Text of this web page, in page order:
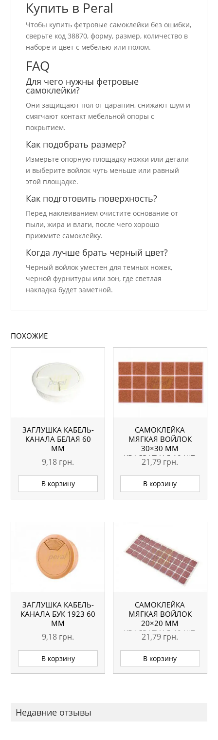
Купить в Peral
Чтобы купить фетровые самоклейки без ошибки,
сверьте код 38870, форму, размер, количество в
наборе и цвет с мебелью или полом.
FAQ
Для чего нужны фетровые
самоклейки?
Они защищают пол от царапин, снижают шум и
смягчают контакт мебельной опоры с
покрытием.
Как подобрать размер?
Измерьте опорную площадку ножки или детали
и выберите войлок чуть меньше или равный
этой площадке.
Как подготовить поверхность?
Перед наклеиванием очистите основание от
пыли, жира и влаги, после чего хорошо
прижмите самоклейку.
Когда лучше брать черный цвет?
Черный войлок уместен для темных ножек,
черной фурнитуры или зон, где светлая
накладка будет заметной.
ПОХОЖИЕ
ЗАГЛУШКА КАБЕЛЬ-
КАНАЛА БЕЛАЯ 60
ММ
9,18 грн.
В корзину
САМОКЛЕЙКА
МЯГКАЯ ВОЙЛОК
30×30 ММ
КВАДРАТНАЯ 18 ШТ.
21,79 грн.
В корзину
ЗАГЛУШКА КАБЕЛЬ-
КАНАЛА БУК 1923 60
ММ
9,18 грн.
В корзину
САМОКЛЕЙКА
МЯГКАЯ ВОЙЛОК
20×20 ММ
КВАДРАТНАЯ 40 ШТ.
21,79 грн.
В корзину
Недавние отзывы